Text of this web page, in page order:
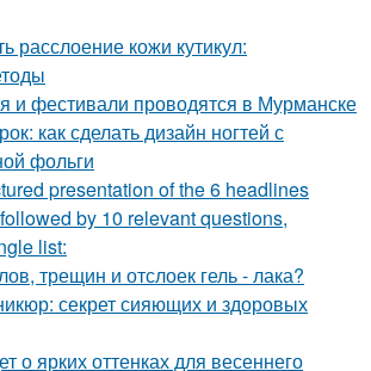
расслоение кожи кутикул:
и фестивали проводятся в Мурманске
как сделать дизайн ногтей с
фольги
presentation of the 6 headlines
by 10 relevant questions,
list:
трещин и отслоек гель - лака?
секрет сияющих и здоровых
о ярких оттенках для весеннего